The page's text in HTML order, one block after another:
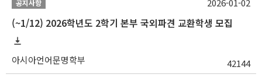
공지사항
(~1/12) 2026학년도 2학기 본부 국외파견 교환학생 모집
아시아언어문명학부 42144
2026-01-02